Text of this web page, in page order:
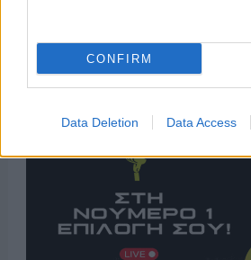
CONFIRM
Data Deletion Data Access